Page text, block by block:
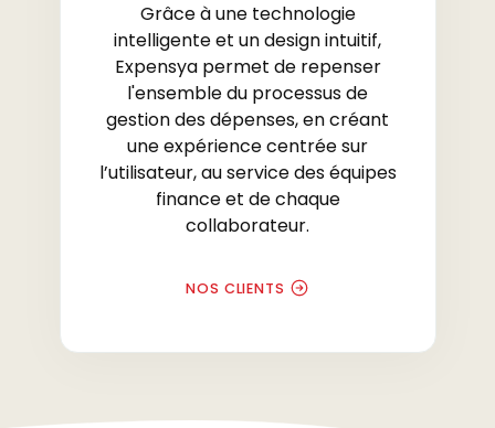
Grâce à une technologie
intelligente et un design intuitif,
Expensya permet de repenser
l'ensemble du processus de
gestion des dépenses, en créant
une expérience centrée sur
l’utilisateur, au service des équipes
finance et de chaque
collaborateur.
NOS CLIENTS